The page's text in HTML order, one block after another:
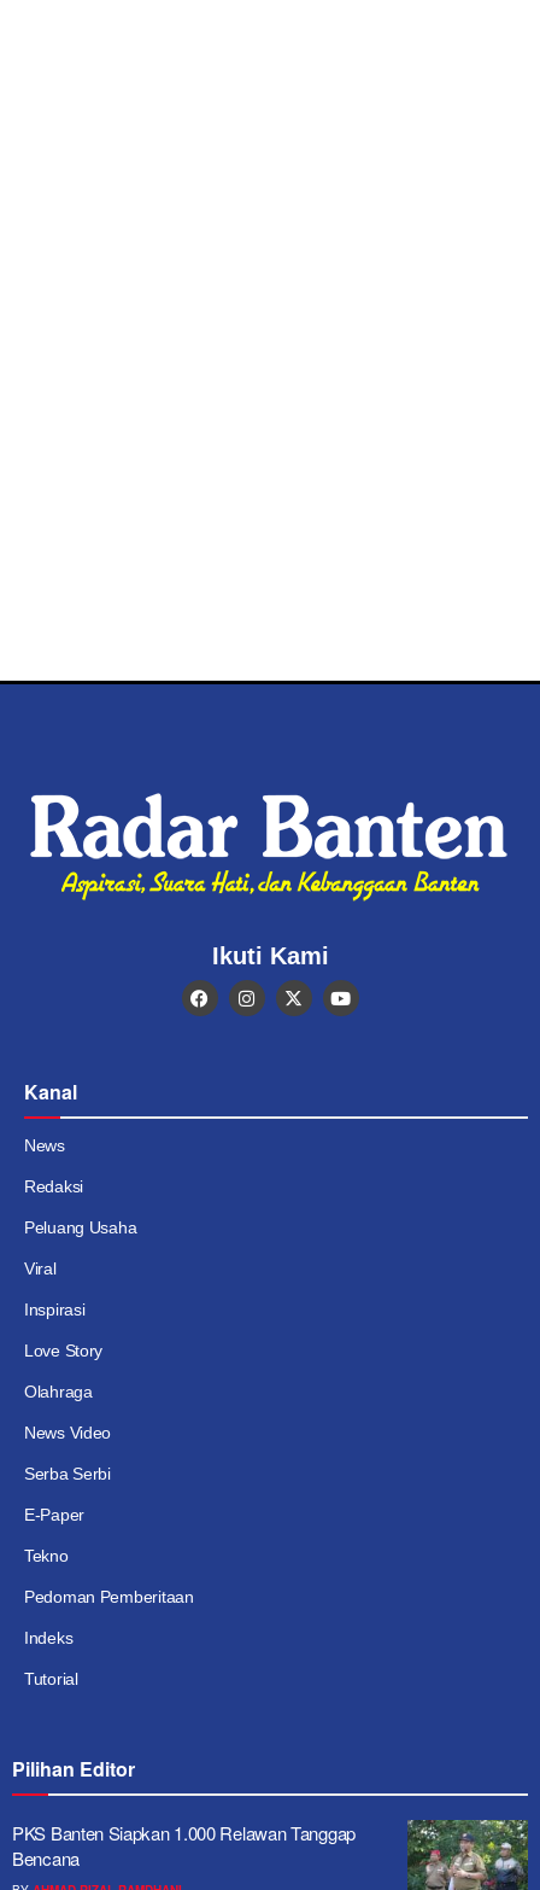
Ikuti Kami
Kanal
News
Redaksi
Peluang Usaha
Viral
Inspirasi
Love Story
Olahraga
News Video
Serba Serbi
E-Paper
Tekno
Pedoman Pemberitaan
Indeks
Tutorial
Pilihan Editor
PKS Banten Siapkan 1.000 Relawan Tanggap
Bencana